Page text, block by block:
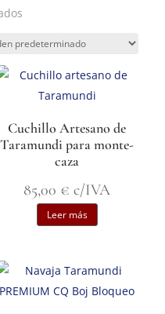
Cuchillo Artesano de
Taramundi para monte-
caza
85,00 € c/IVA
Leer más